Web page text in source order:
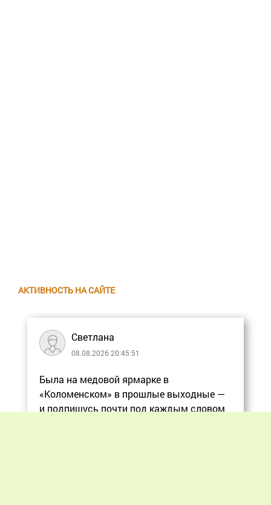
АКТИВНОСТЬ НА САЙТЕ
Светлана
08.08.2026 20:45:51
Была на медовой ярмарке в
«Коломенском» в прошлые выходные —
и подпишусь почти под каждым словом